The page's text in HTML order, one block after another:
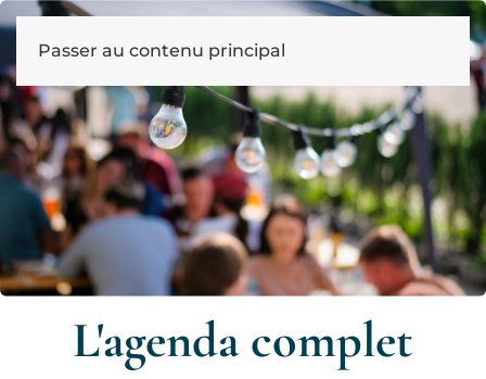
Passer au contenu principal
L'agenda complet